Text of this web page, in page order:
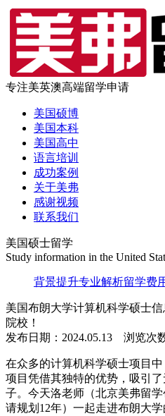
专注美英澳高端留学申请
美国硕博
美国本科
美国高中
语言培训
成功案例
关于美弗
感谢视频
联系我们
美国硕士留学
Study information in the United
背景提升专业解析留学费
美国布朗大学计算机科学硕士
院校！
发布日期：2024.05.13 浏览次
在众多的计算机科学硕士项目
项目凭借其独特的优势，吸引
子。今天洛老师（北京美弗留
请规划12年）一起走进布朗大